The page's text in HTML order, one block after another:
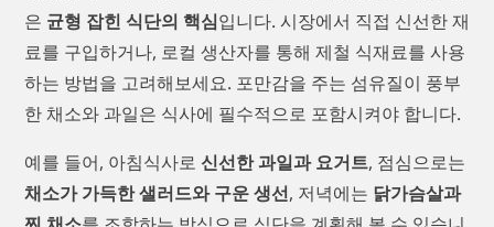
은 균형 잡힌 식단의 핵심입니다. 시장에서 직접 신선한 재
료를 구입하거나, 로컬 생산자를 통해 제철 식재료를 사용
하는 방법을 고려해보세요. 포만감을 주는 섬유질이 풍부
한 채소와 과일은 식사에 필수적으로 포함시켜야 합니다.
예를 들어, 아침식사로 신선한 과일과 요거트, 점심으로는
채소가 가득한 샐러드와 구운 생선, 저녁에는 닭가슴살과